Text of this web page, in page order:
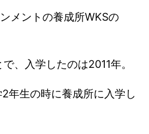
メントの養成所WKSの
、入学したのは2011年。
年生の時に養成所に入学し